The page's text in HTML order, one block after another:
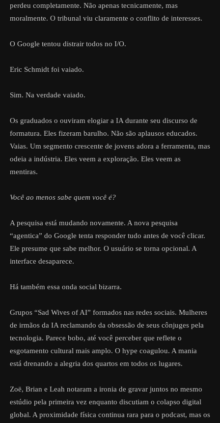
perdeu completamente. Não apenas tecnicamente, mas
moralmente. O tribunal viu claramente o conflito de interesses.
O Google tentou distrair todos no I/O.
Eric Schmidt foi vaiado.
Sim. Na verdade vaiado.
Os graduados o ouviram elogiar a IA durante seu discurso de
formatura. Eles fizeram barulho. Não são aplausos educados.
Vaias. Um segmento crescente de jovens adora a ferramenta, mas
odeia a indústria. Eles veem a exploração. Eles veem as
mentiras.
Você ao menos sabe quem você é?
A pesquisa está mudando novamente. A nova pesquisa
“agentica” do Google tenta responder tudo antes de você clicar.
Ele presume que sabe melhor. O usuário se torna opcional. A
interface desaparece.
Há também essa onda social bizarra.
Grupos “Sad Wives of AI” formados nas redes sociais. Mulheres
de irmãos da IA ​​​​reclamando da obsessão de seus cônjuges pela
tecnologia. Parece bobo, até você perceber que reflete o
esgotamento cultural mais amplo. O hype coagulou. A mania
está drenando a alegria dos quartos em todos os lugares.
Zoë, Brian e Leah notaram a ironia de gravar juntos no mesmo
estúdio pela primeira vez enquanto discutiam o colapso digital
global. A proximidade física continua rara para o podcast, mas os